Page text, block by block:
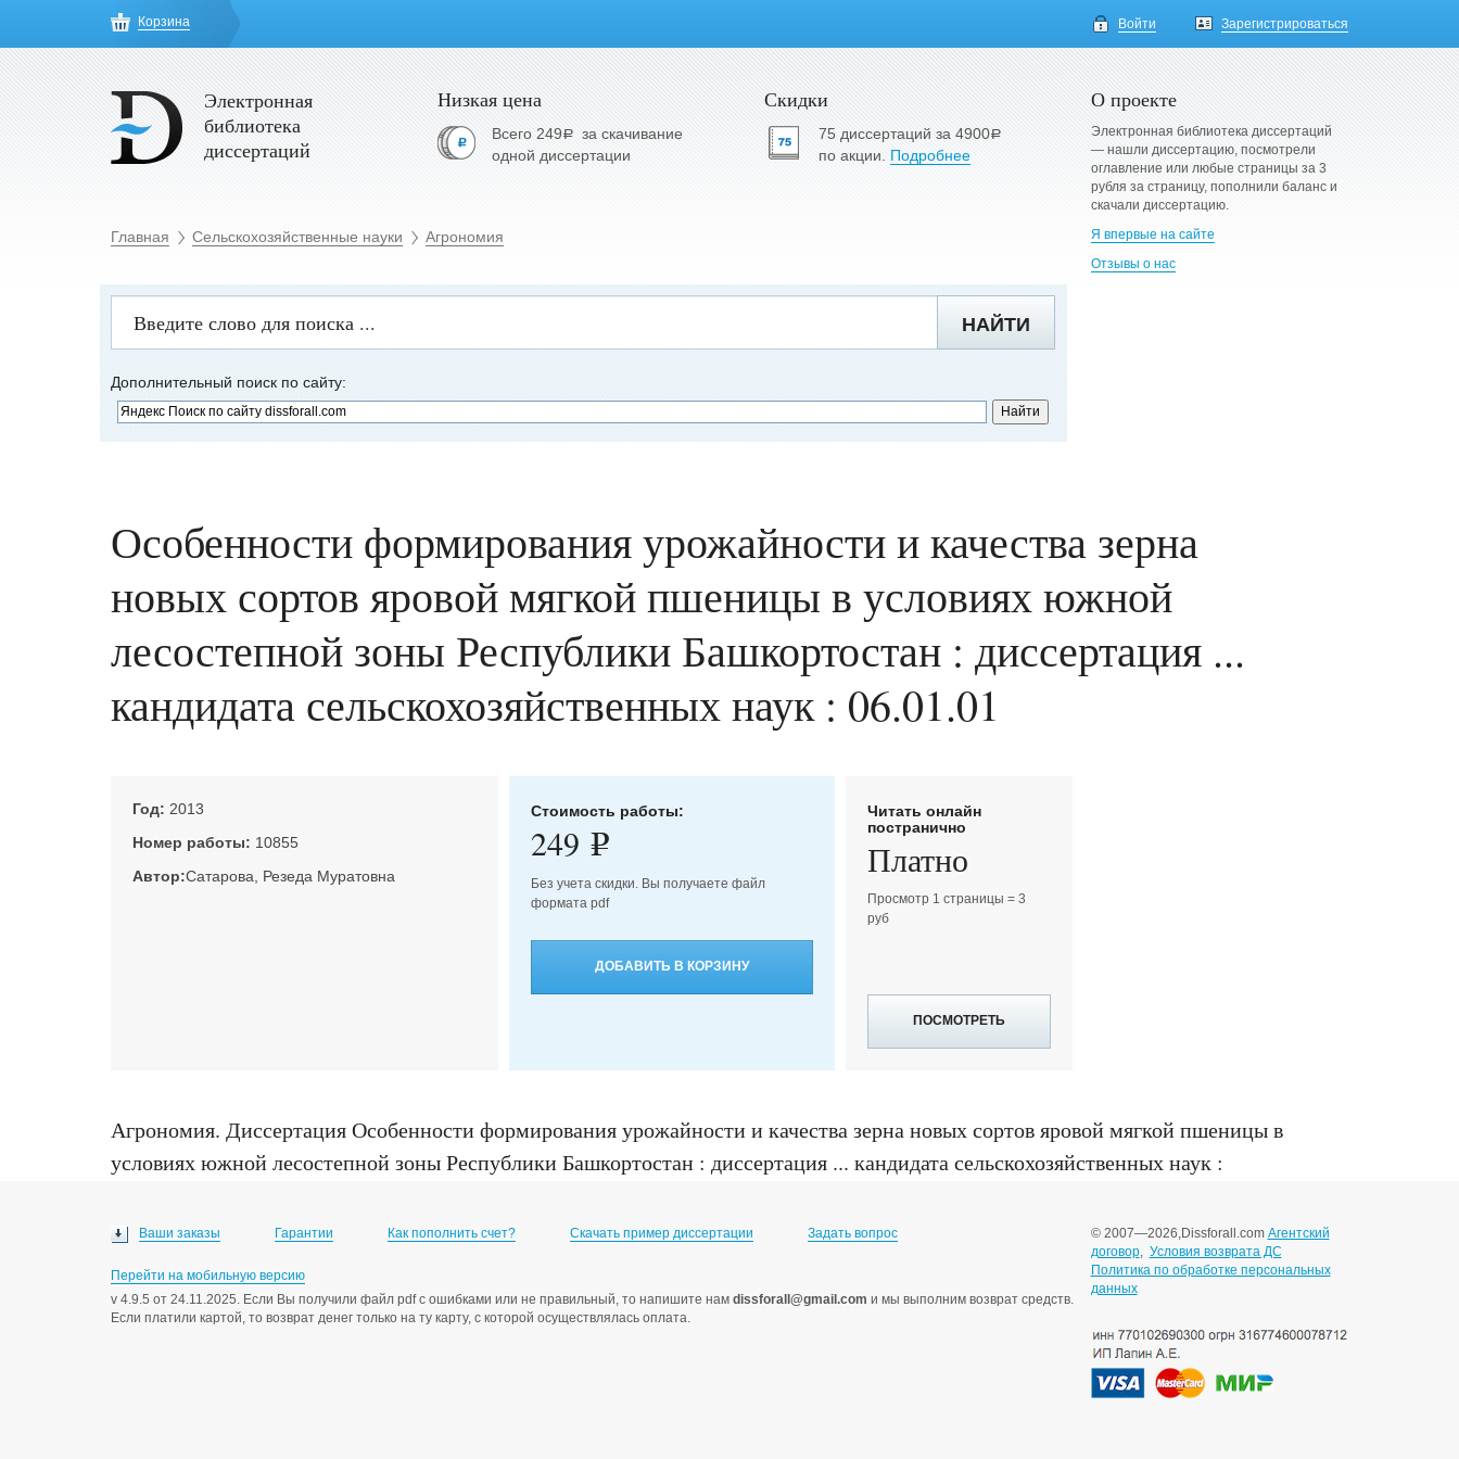
Корзина Войти Зарегистрироваться
Электронная
библиотека
диссертаций
Низкая цена
Всего 249a за скачивание
одной диссертации
Скидки
75 диссертаций за 4900a
по акции. Подробнее
Главная Сельскохозяйственные науки Агрономия
О проекте
Электронная библиотека диссертаций
— нашли диссертацию, посмотрели
оглавление или любые страницы за 3
рубля за страницу, пополнили баланс и
скачали диссертацию.
Я впервые на сайте
Отзывы о нас
НАЙТИ
Дополнительный поиск по сайту:
Особенности формирования урожайности и качества зерна
новых сортов яровой мягкой пшеницы в условиях южной
лесостепной зоны Республики Башкортостан : диссертация ...
кандидата сельскохозяйственных наук : 06.01.01
Год: 2013
Номер работы: 10855
Автор:Сатарова, Резеда Муратовна
Стоимость работы:
249 e
Без учета скидки. Вы получаете файл
формата pdf
ДОБАВИТЬ В КОРЗИНУ
Читать онлайн
постранично
Платно
Просмотр 1 страницы = 3
руб
ПОСМОТРЕТЬ
Агрономия. Диссертация Особенности формирования урожайности и качества зерна новых сортов яровой мягкой пшеницы в
условиях южной лесостепной зоны Республики Башкортостан : диссертация ... кандидата сельскохозяйственных наук :
Ваши заказы Гарантии Как пополнить счет? Скачать пример диссертации Задать вопрос
Перейти на мобильную версию
v 4.9.5 от 24.11.2025. Если Вы получили файл pdf с ошибками или не правильный, то напишите нам dissforall@gmail.com и мы выполним возврат средств.
Если платили картой, то возврат денег только на ту карту, с которой осуществлялась оплата.
© 2007—2026,Dissforall.com Агентский
договор, Условия возврата ДС
Политика по обработке персональных
данных